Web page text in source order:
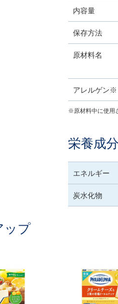
内容量
保存方法
原材料名
アレルゲン※
※原材料中に使用
栄養成分
エネルギー
炭水化物
ップ